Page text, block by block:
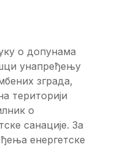
о допунама
унапређењу
зграда,
територији
о
санације. За
енергетске